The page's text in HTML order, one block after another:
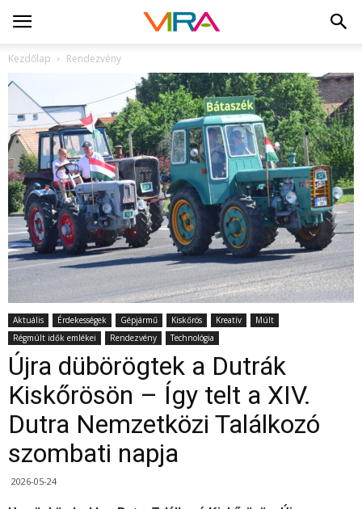
Kezdőlap Rendezvény
Aktuális Érdekességek Gépjármű Kiskőrös Kreatív
Múlt
Régmúlt idők emlékei
Rendezvény Technológia
Újra dübörögtek a Dutrák
Kiskőrösön – Így telt a XIV.
Dutra Nemzetközi Találkozó
szombati napja
2026-05-24